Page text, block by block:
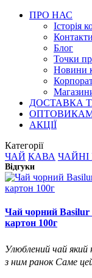
ПРО НАС
Історія
Контакти
Блог
Точки
Новини
ДОСТАВКА
АКЦІЇ
Категорії
ЧАЙ КАВА ЧАЙНІ
Відгуки
Чай чорний Basilur
картон 100г
Улюблений чай
з ним ранок Саме